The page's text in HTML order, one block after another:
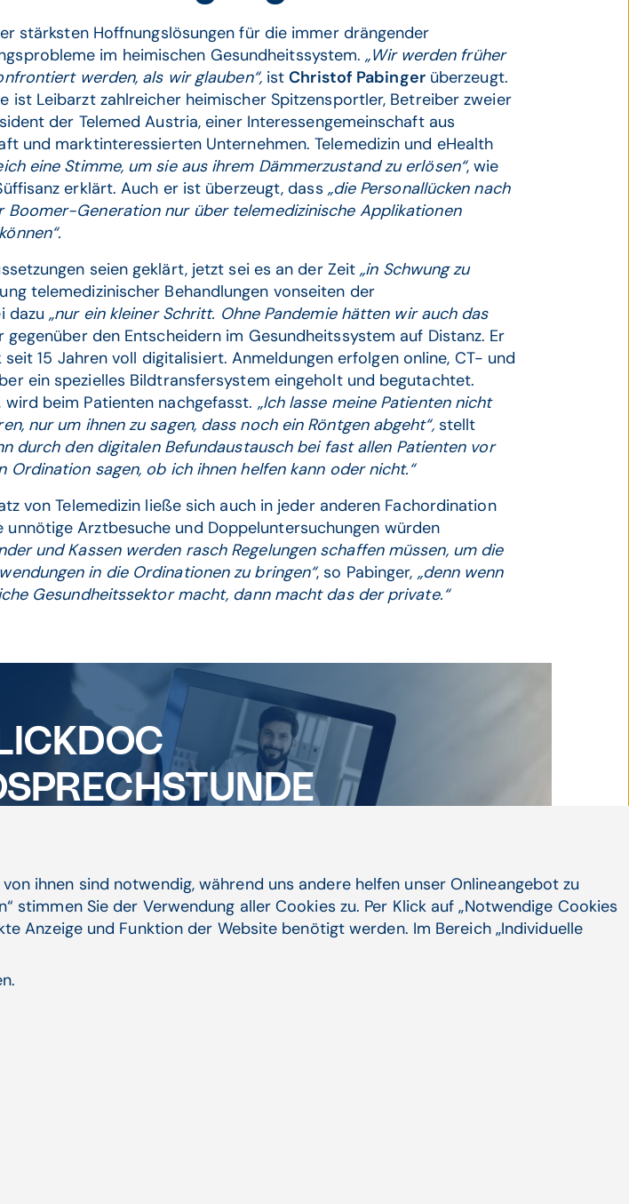
stärksten Hoffnungslösungen für die immer drängender
im heimischen Gesundheitssystem.„Wir werden früher
werden, als wir glauben“,istChristof Pabingerüberzeugt.
ist Leibarzt zahlreicher heimischer Spitzensportler, Betreiber zweier
der Telemed Austria, einer Interessengemeinschaft aus
und marktinteressierten Unternehmen. Telemedizin und eHealth
eine Stimme, um sie aus ihrem Dämmerzustand zu erlösen“, wie
erklärt. Auch er ist überzeugt, dass „die Personallücken nach
Boomer-Generation nur über telemedizinische Applikationen
seien geklärt, jetzt sei es an der Zeit„in Schwung zu
telemedizinischer Behandlungen vonseiten der
dazu„nur ein kleiner Schritt. Ohne Pandemie hätten wir auch das
gegenüber den Entscheidern im Gesundheitssystem auf Distanz. Er
15 Jahren voll digitalisiert. Anmeldungen erfolgen online, CT- und
ein spezielles Bildtransfersystem eingeholt und begutachtet.
wird beim Patienten nachgefasst. „Ich lasse meine Patienten nicht
nur um ihnen zu sagen, dass noch ein Röntgen abgeht“, stellt
durch den digitalen Befundaustausch bei fast allen Patienten vor
Ordination sagen, ob ich ihnen helfen kann oder nicht.“
von Telemedizin ließe sich auch in jeder anderen Fachordination
unnötige Arztbesuche und Doppeluntersuchungen würden
und Kassen werden rasch Regelungen schaffen müssen, um die
in die Ordinationen zu bringen“, so Pabinger, „denn wenn
Gesundheitssektor macht, dann macht das der private.“
Ihre Patienten
und in ihrer
ihnen sind notwendig, während uns andere helfen unser Onlineangebot zu
Sie der Verwendung aller Cookies zu. Per Klick auf „Notwendige Cookies
Anzeige und Funktion der Website benötigt werden. Im Bereich „Individuelle